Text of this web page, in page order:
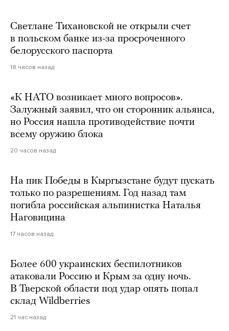
Светлане Тихановской не открыли счет
в польском банке из-за просроченного
белорусского паспорта
18 часов назад
«К НАТО возникает много вопросов».
Залужный заявил, что он сторонник альянса,
но Россия нашла противодействие почти
всему оружию блока
20 часов назад
На пик Победы в Кыргызстане будут пускать
только по разрешениям. Год назад там
погибла российская альпинистка Наталья
Наговицина
17 часов назад
Более 600 украинских беспилотников
атаковали Россию и Крым за одну ночь.
В Тверской области под удар опять попал
склад Wildberries
21 час назад